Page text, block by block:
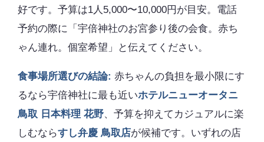
好です。予算は1人5,000〜10,000円が目安。電話
予約の際に「宇倍神社のお宮参り後の会食。赤ち
ゃん連れ。個室希望」と伝えてください。
食事場所選びの結論: 赤ちゃんの負担を最小限にす
るなら宇倍神社に最も近いホテルニューオータニ
鳥取 日本料理 花野、予算を抑えてカジュアルに楽
しむならすし弁慶 鳥取店が候補です。いずれの店